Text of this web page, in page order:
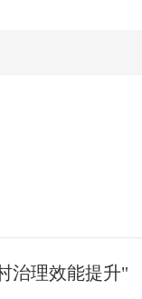
治理效能提升"